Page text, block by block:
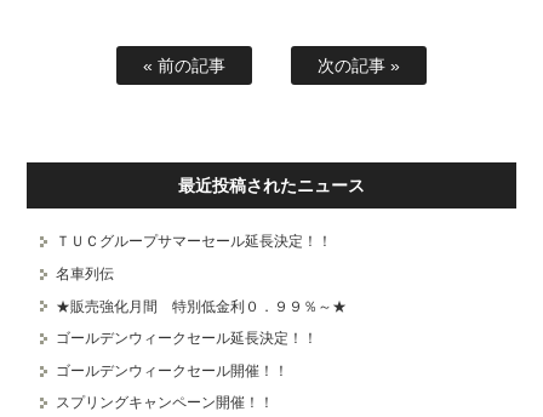
« 前の記事 次の記事 »
最近投稿されたニュース
ＴＵＣグループサマーセール延長決定！！
名車列伝
★販売強化月間 特別低金利０．９９％～★
ゴールデンウィークセール延長決定！！
ゴールデンウィークセール開催！！
スプリングキャンペーン開催！！